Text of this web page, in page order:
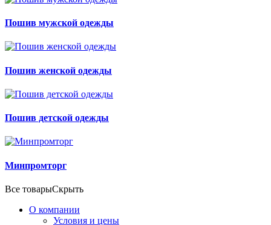
Пошив мужской одежды
Пошив женской одежды
Пошив детской одежды
Минпромторг
Все товарыСкрыть
О компании
Условия и цены